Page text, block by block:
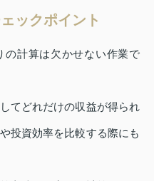
ックポイント
の計算は欠かせない作業で
てどれだけの収益が得られ
投資効率を比較する際にも